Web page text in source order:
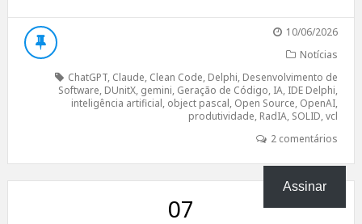
10/06/2026
Notícias
ChatGPT, Claude, Clean Code, Delphi, Desenvolvimento de
Software, DUnitX, gemini, Geração de Código, IA, IDE Delphi,
inteligência artificial, object pascal, Open Source, OpenAI,
produtividade, RadIA, SOLID,vcl
2 comentários
07
Assinar